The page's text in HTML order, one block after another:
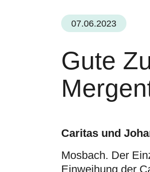
07.06.2023
Gute
Caritas und
Mosbach. Der